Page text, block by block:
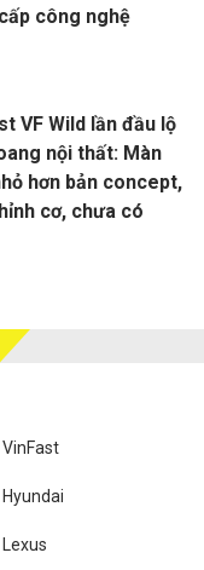
công nghệ
VF Wild lần đầu lộ
nội thất: Màn
hơn bản concept,
cơ, chưa có
VinFast
Hyundai
Lexus